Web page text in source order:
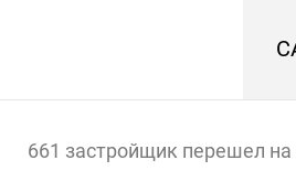
661 застройщик перешел на